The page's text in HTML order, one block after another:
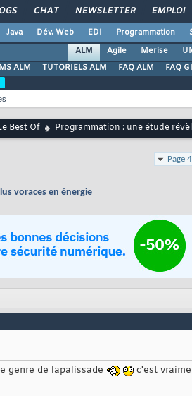
CHAT NEWSLETTER EMPLOI
Java Dév. Web EDI Programmation
ALM
Agile Merise
ALM
TUTORIELS ALM FAQ ALM FAQ
Best Of Programmation : une étude
Page
voraces en énergie
genre de lapalissade c'est